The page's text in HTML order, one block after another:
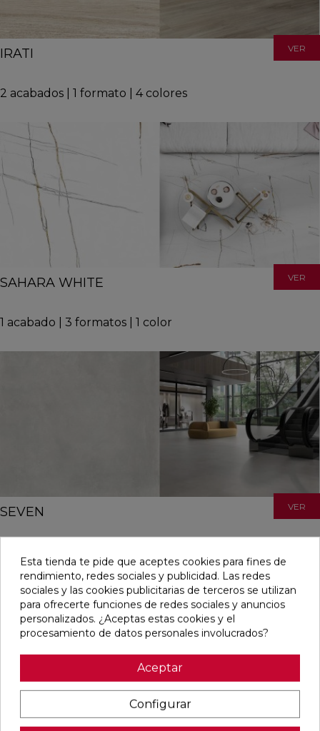
IRATI VER
2 acabados 1 formato 4 colores
SAHARA WHITE VER
1 acabado 3 formatos 1 color
SEVEN VER
Esta tienda te pide que aceptes cookies para fines de
rendimiento, redes sociales y publicidad. Las redes
sociales y las cookies publicitarias de terceros se utilizan
para ofrecerte funciones de redes sociales y anuncios
personalizados. ¿Aceptas estas cookies y el
procesamiento de datos personales involucrados?
Aceptar
Configurar